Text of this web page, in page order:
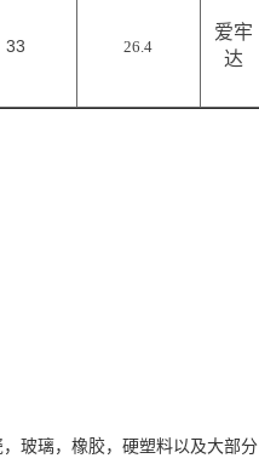
33 26.4
爱牢
达
玻璃，橡胶，硬塑料以及大部分